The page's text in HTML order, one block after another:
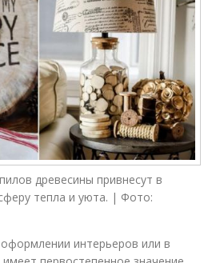
древесины привнесут в
тепла и уюта. | Фото:
интерьеров или в